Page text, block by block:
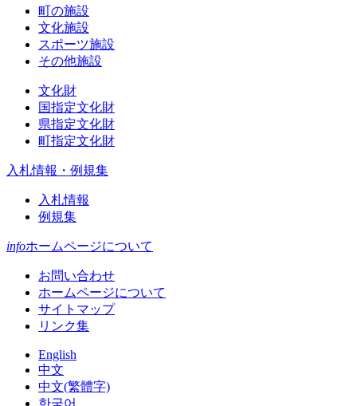
町の施設
文化施設
スポーツ施設
その他施設
文化財
国指定文化財
県指定文化財
町指定文化財
入札情報・例規集
入札情報
例規集
infoホームページについて
お問い合わせ
ホームページについて
サイトマップ
リンク集
English
中文
中文(繁體字)